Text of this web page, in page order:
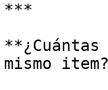
***
mismo